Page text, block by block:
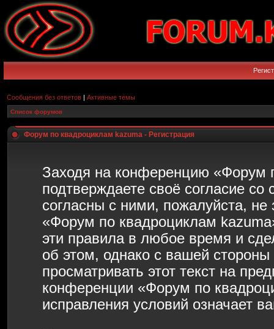
Сообщения без ответов | Активные темы
Список форумов
Форум по квадроциклам kazuma - Регистрация
Заходя на конференцию «Форум
подтверждаете своё согласие
согласны с ними, пожалуйста,
«Форум по квадроциклам
эти правила в любое время и
об этом, однако с вашей
просматривать этот текст на
конференции «Форум по
исправления условий означает